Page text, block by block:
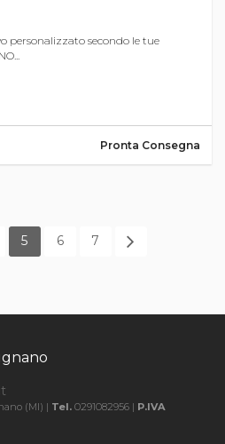
personalizzato secondo le tue
Pronta Consegna
5 6 7
(MI) | Tel. 0291082956 | P.IVA